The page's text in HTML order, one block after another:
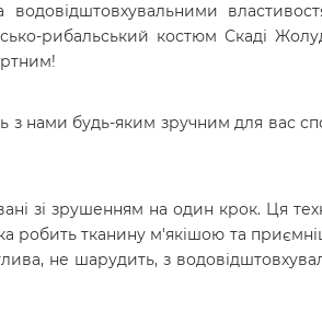
рибальський костюм Скаді
з нами будь-яким зручним для вас
зі зрушенням на один крок. Ця
робить тканину м'якішою та
не шарудить, з